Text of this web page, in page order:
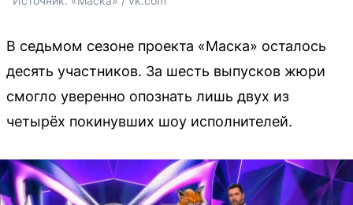
В седьмом сезоне проекта «Маска» осталось
десять участников. За шесть выпусков жюри
смогло уверенно опознать лишь двух из
четырёх покинувших шоу исполнителей.